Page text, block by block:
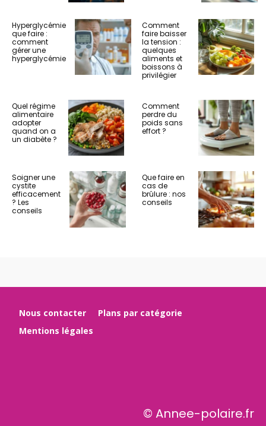
Hyperglycémie
que faire :
comment
gérer une
hyperglycémie
Comment
faire baisser
la tension :
quelques
aliments et
boissons à
privilégier
Quel régime
alimentaire
adopter
quand on a
un diabète ?
Comment
perdre du
poids sans
effort ?
Soigner une
cystite
efficacement
? Les
conseils
Que faire en
cas de
brûlure : nos
conseils
Nous contacter
Plans par catégorie
Mentions légales
© Annee-polaire.fr